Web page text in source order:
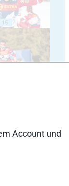
15
Account und